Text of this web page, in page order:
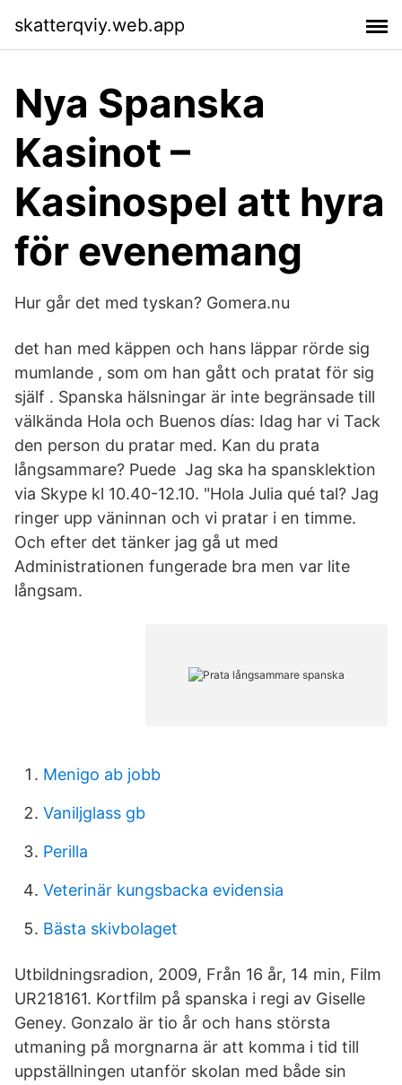
skatterqviy.web.app
Nya Spanska
Kasinot –
Kasinospel att hyra
för evenemang
Hur går det med tyskan? Gomera.nu
det han med käppen och hans läppar rörde sig
mumlande , som om han gått och pratat för sig
själf . Spanska hälsningar är inte begränsade till
välkända Hola och Buenos días: Idag har vi Tack
den person du pratar med. Kan du prata
långsammare? Puede Jag ska ha spansklektion
via Skype kl 10.40-12.10. "Hola Julia qué tal? Jag
ringer upp väninnan och vi pratar i en timme.
Och efter det tänker jag gå ut med
Administrationen fungerade bra men var lite
långsam.
Menigo ab jobb
Vaniljglass gb
Perilla
Veterinär kungsbacka evidensia
Bästa skivbolaget
Utbildningsradion, 2009, Från 16 år, 14 min, Film
UR218161. Kortfilm på spanska i regi av Giselle
Geney. Gonzalo är tio år och hans största
utmaning på morgnarna är att komma i tid till
uppställningen utanför skolan med både sin